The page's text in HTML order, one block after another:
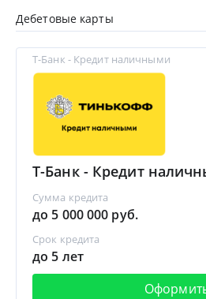
Дебетовые карты
Т-Банк - Кредит наличными
Т-Банк - Кредит
Сумма кредита
до 5 000 000 руб.
Срок кредита
до 5 лет